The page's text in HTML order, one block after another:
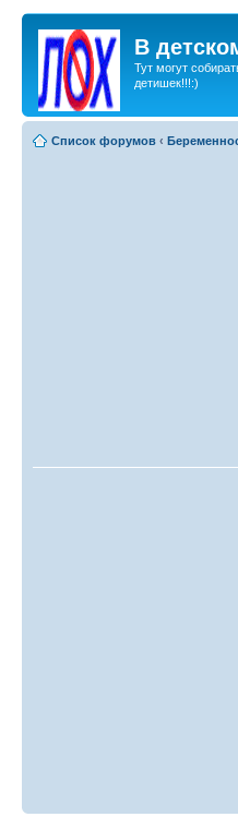
В
Тут могут
детишек!!!:)
Список форумов ‹